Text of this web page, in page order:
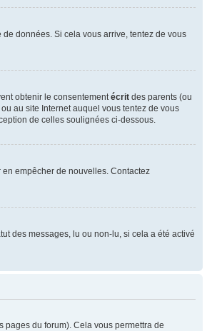
données. Si cela vous arrive, tentez de vous
obtenir le consentement écrit des parents (ou
au site Internet auquel vous tentez de vous
de celles soulignées ci-dessous.
empêcher de nouvelles. Contactez
des messages, lu ou non-lu, si cela a été activé
du forum). Cela vous permettra de